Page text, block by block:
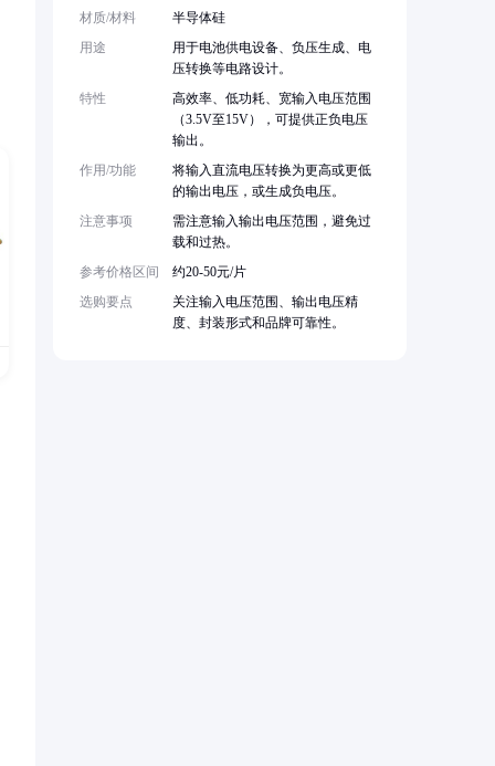
材质/材料
半导体硅
用途
用于电池供电设备、负压生成、电
压转换等电路设计。
特性
高效率、低功耗、宽输入电压范围
（3.5V至15V），可提供正负电压
输出。
作用/功能
将输入直流电压转换为更高或更低
的输出电压，或生成负电压。
注意事项
需注意输入输出电压范围，避免过
载和过热。
参考价格区间
约20-50元/片
选购要点
关注输入电压范围、输出电压精
度、封装形式和品牌可靠性。